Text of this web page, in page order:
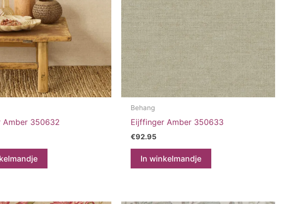
Amber 350632
Behang
Eijffinger Amber 350633
€92.95
In winkelmandje